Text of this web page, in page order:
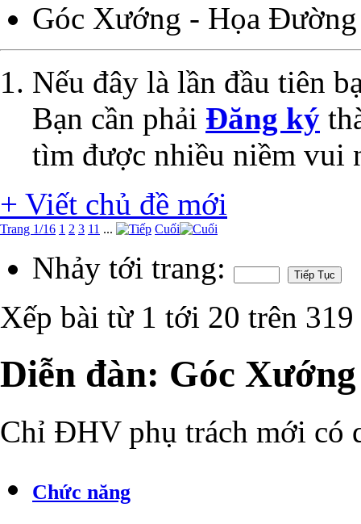
Góc Xướng - Họa
Nếu đây là lần đầu tiên
Bạn cần phải Đăng ký
tìm được nhiều niềm vui
+ Viết chủ đề mới
Trang 1/16 1 2 3 11 ... Cuối
Nhảy tới trang:
Xếp bài từ 1 tới 20 trên 319
Diễn đàn: Góc
Chỉ ĐHV phụ trách mới có
Chức năng